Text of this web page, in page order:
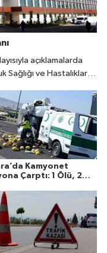
açıklamalarda
ve Hastalıkları
taşıdığını belirtti.
Kamyonet
Çarptı: 1 Ölü, 2